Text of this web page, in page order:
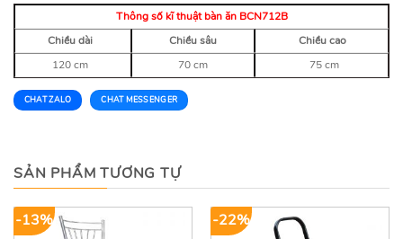
Thông số kĩ thuật bàn ăn BCN712B
Chiều dài
Chiều sâu
Chiều cao
120 cm
70 cm 75 cm
CHAT ZALO CHAT MESSENGER
SẢN PHẨM TƯƠNG TỰ
-13% -22%